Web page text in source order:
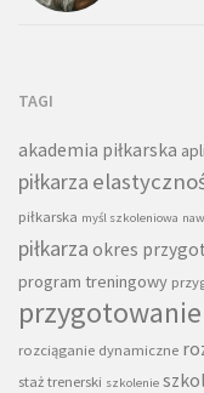
TAGI
akademia piłkarska
piłkarza
piłkarska myśl szkoleniowa
piłkarza okres
program treningowy
rozciąganie dynamiczne
staż trenerski szkolenie